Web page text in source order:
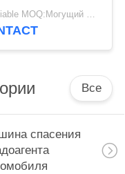
используя
negotiable MOQ:Могущий быть предметом переговоров
Все
спасения